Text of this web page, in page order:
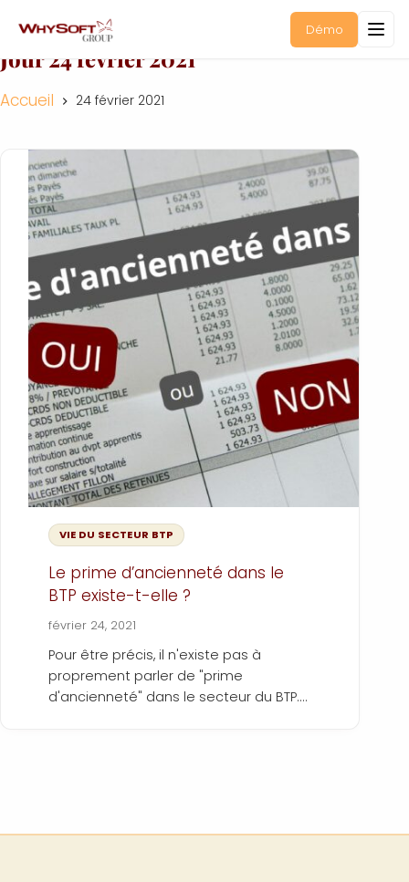
Démo
Jour24 février 2021
Accueil 24 février 2021
VIE DU SECTEUR BTP
Le prime d’ancienneté dans le
BTP existe-t-elle ?
février 24, 2021
Pour être précis, il n'existe pas à
proprement parler de "prime
d'ancienneté" dans le secteur du BTP.